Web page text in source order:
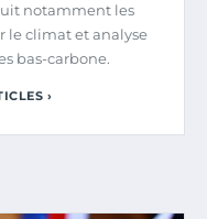
notamment les
le climat et analyse
bas-carbone.
›